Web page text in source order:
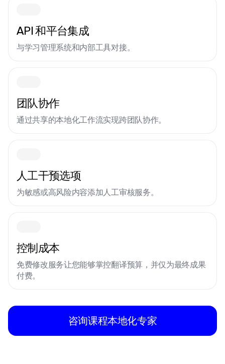
API 和平台集成
与学习管理系统和内部工具对接。
团队协作
通过共享的本地化工作流实现跨团队协作。
人工干预选项
为敏感或高风险内容添加人工审核服务。
控制成本
免费修改服务让您能够掌控翻译预算，并仅为最终成果
付费。
咨询课程本地化专家